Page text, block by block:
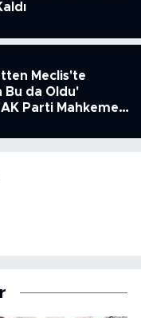
Meclis'te
Bu da Oldu'
Parti Mahkeme